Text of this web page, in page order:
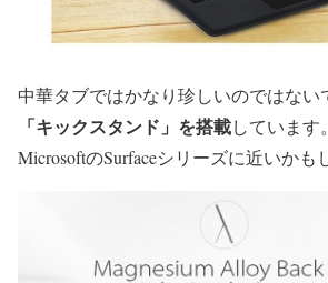
中華タブではかなり珍しいのではない
「キックスタンド」を搭載しています
MicrosoftのSurfaceシリーズに近いかも